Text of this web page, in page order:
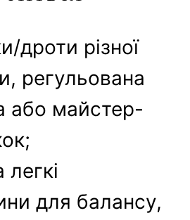
дроти різної
регульована
або майстер-
легкі
для балансу,